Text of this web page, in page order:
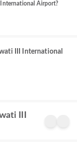
Airport?
III International
III